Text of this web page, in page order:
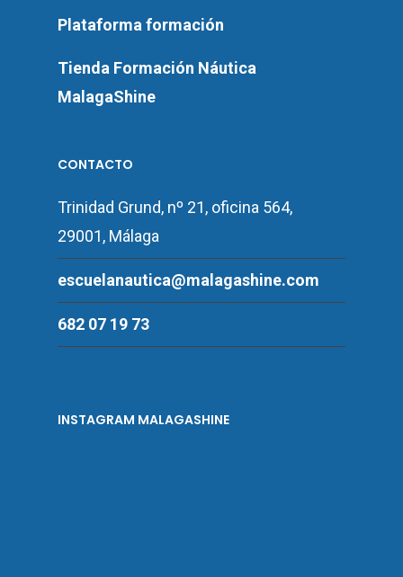
Plataforma formación
Tienda Formación Náutica
MalagaShine
CONTACTO
Trinidad Grund, nº 21, oficina 564,
29001, Málaga
escuelanautica@malagashine.com
682 07 19 73
INSTAGRAM MALAGASHINE